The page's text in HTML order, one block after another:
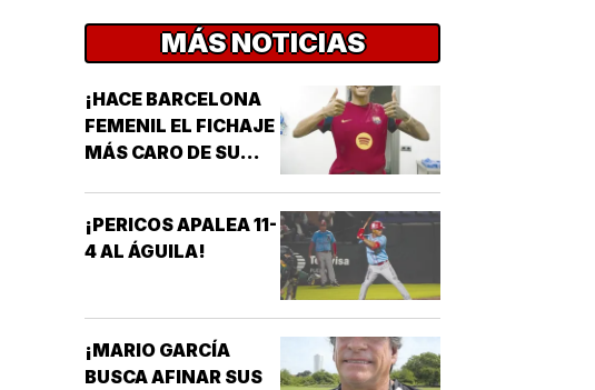
MÁS NOTICIAS
¡HACE BARCELONA
FEMENIL EL FICHAJE
MÁS CARO DE SU
¡PERICOS APALEA 11-
4 AL ÁGUILA!
¡MARIO GARCÍA
BUSCA AFINAR SUS